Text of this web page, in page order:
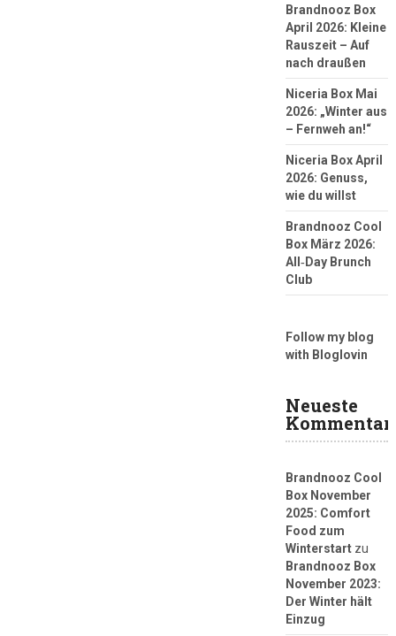
Brandnooz Box
April 2026: Kleine
Rauszeit – Auf
nach draußen
Niceria Box Mai
2026: „Winter aus
– Fernweh an!“
Niceria Box April
2026: Genuss,
wie du willst
Brandnooz Cool
Box März 2026:
All‑Day Brunch
Club
Follow my blog
with Bloglovin
Neueste
Brandnooz Cool
Box November
2025: Comfort
Food zum
Winterstartzu
Brandnooz Box
November 2023:
Der Winter hält
Einzug